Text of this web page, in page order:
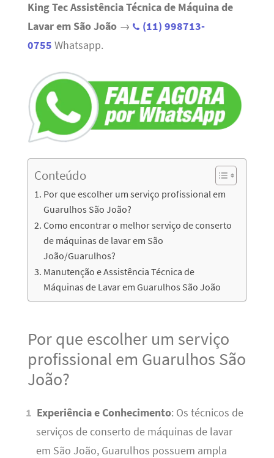
King Tec Assistência Técnica de Máquina de
Lavar em São João→
(11) 998713-
0755 Whatsapp.
Conteúdo
Por que escolher um serviço profissional em
Guarulhos São João?
Como encontrar o melhor serviço de conserto
de máquinas de lavar em São
João/Guarulhos?
Manutenção e Assistência Técnica de
Máquinas de Lavar em Guarulhos São João
Por que escolher um serviço
profissional em Guarulhos São
João?
Experiência e Conhecimento: Os técnicos de
serviços de conserto de máquinas de lavar
em São João, Guarulhos possuem ampla